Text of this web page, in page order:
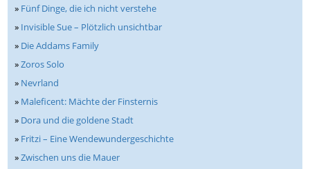
» Fünf Dinge, die ich nicht verstehe
» Invisible Sue – Plötzlich unsichtbar
» Die Addams Family
»Zoros Solo
» Nevrland
» Maleficent: Mächte der Finsternis
» Dora und die goldene Stadt
» Fritzi – Eine Wendewundergeschichte
»Zwischen uns die Mauer